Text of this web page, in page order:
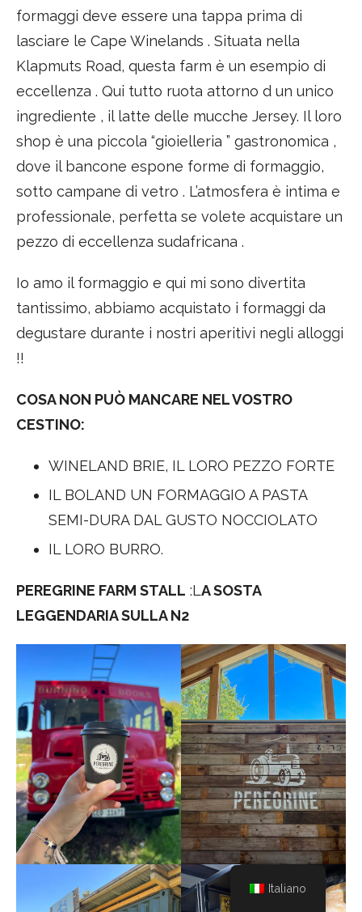
formaggi deve essere una tappa prima di
lasciare le Cape Winelands . Situata nella
Klapmuts Road, questa farm è un esempio di
eccellenza . Qui tutto ruota attorno d un unico
ingrediente , il latte delle mucche Jersey. Il loro
shop è una piccola “gioielleria ” gastronomica ,
dove il bancone espone forme di formaggio,
sotto campane di vetro . L’atmosfera è intima e
professionale, perfetta se volete acquistare un
pezzo di eccellenza sudafricana .
Io amo il formaggio e qui mi sono divertita
tantissimo, abbiamo acquistato i formaggi da
degustare durante i nostri aperitivi negli alloggi
!!
COSA NON PUÒ MANCARE NEL VOSTRO
CESTINO:
WINELAND BRIE, IL LORO PEZZO FORTE
IL BOLAND UN FORMAGGIO A PASTA
SEMI-DURA DAL GUSTO NOCCIOLATO
IL LORO BURRO.
PEREGRINE FARM STALL :LA SOSTA
LEGGENDARIA SULLA N2
Italiano